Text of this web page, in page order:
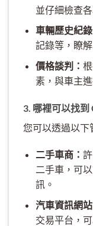
並仔細檢查
車輛歷史紀錄
記錄等，瞭
價格談判：
素，與車主
3. 哪裡可以找到
您可以透過以下
二手車商：
二手車，可
訊。
汽車資訊網站
交易平台，